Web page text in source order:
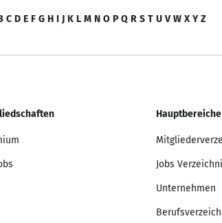
C D E F G H I J K L M N O P Q R S T U V W X Y Z
Hauptbereiche
Jobs
Unternehmen